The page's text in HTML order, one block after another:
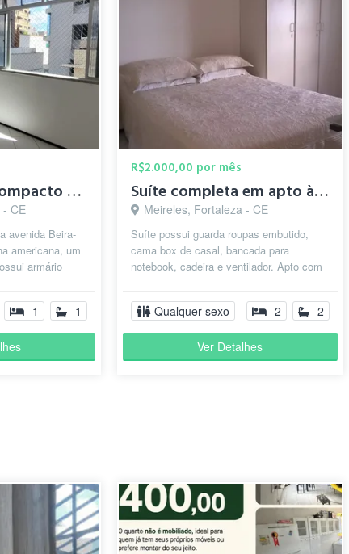
Apartamento Compacto na Beira-Mar
CE
avenida Beira-
americana, um
armário
1 1
R$2.000,00 por mês
Suíte completa em apto à 100 mts da Beira Mar
Meireles, Fortaleza - CE
Suíte possui guarda roupas embutido,
cama box de casal, bancada para
notebook, cadeira e ventilador. Apto com
Qualquer sexo 2 2
Ver Detalhes